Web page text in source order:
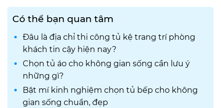
Có thể bạn quan tâm
Đâu là địa chỉ thi công tủ kệ trang trí phòng
khách tin cậy hiện nay?
Chọn tủ áo cho không gian sống cần lưu ý
những gì?
Bật mí kinh nghiệm chọn tủ bếp cho không
gian sống chuẩn, đẹp